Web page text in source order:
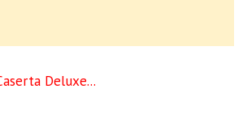
Deluxe...